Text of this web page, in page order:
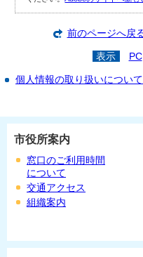
前のページへ戻
表示 PC
個人情報の取り扱いについて
市役所案内
窓口のご利用時間
について
交通アクセス
組織案内